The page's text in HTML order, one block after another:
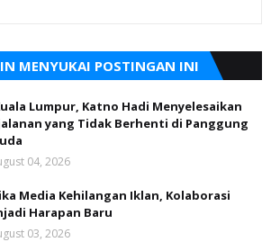
MENYUKAI POSTINGAN INI
Lumpur, Katno Hadi Menyelesaikan
yang Tidak Berhenti di Panggung
04, 2026
Media Kehilangan Iklan, Kolaborasi
Harapan Baru
03, 2026